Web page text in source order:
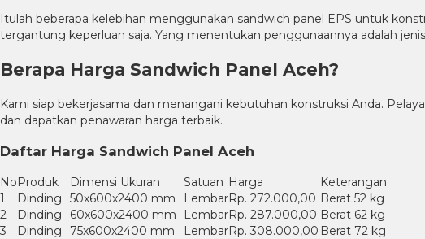
Itulah beberapa kelebihan menggunakan sandwich panel EPS untuk
tergantung keperluan saja. Yang menentukan penggunaannya adalah
Berapa Harga Sandwich Panel Aceh?
Kami siap bekerjasama dan menangani kebutuhan konstruksi Anda.
dan dapatkan penawaran harga terbaik.
Daftar Harga Sandwich Panel Aceh
NoProduk Dimensi Ukuran Satuan Harga
Keterangan
1
Dinding 50x600x2400 mm LembarRp. 272.000,00 Berat 52 kg
2
Dinding 60x600x2400 mm LembarRp. 287.000,00 Berat 62 kg
3
Dinding 75x600x2400 mm LembarRp. 308.000,00 Berat 72 kg